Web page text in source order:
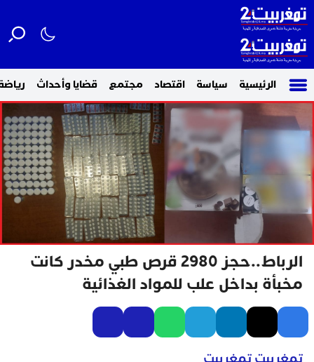
الرئيسية سياسة اقتصاد مجتمع قضايا وأحداث
الرباط..حجز 2980 قرص طبي مخدر كانت
مخبأة بداخل علب للمواد الغذائية